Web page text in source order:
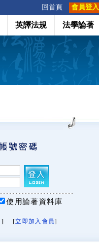
回首頁 會員登入
英譯法規 法學論著
使用論著資料庫
] [立即加入會員]